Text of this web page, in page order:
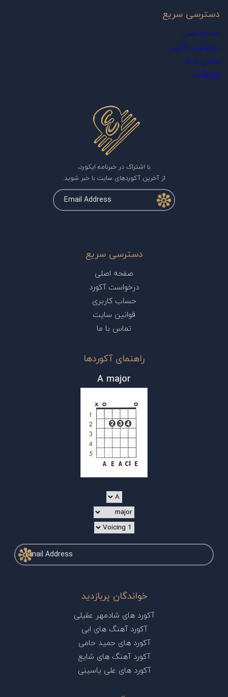
دسترسی سریع
صفحه اصلی
درخواست آکورد
تماس با ما
تبلیغات
با اشتراک در خبرنامه ایکورد،
از آخرین آکوردهای سایت با خبر شوید.
دسترسی سریع
صفحه اصلی
درخواست آکورد
حساب کاربری
قوانین سایت
تماس با ما
راهنمای آکوردها
A major
خواندگان پربازدید
آکورد های شادمهر عقیلی
آکورد آهنگ های ابی
آکورد های حمید حامی
آکورد آهنگ های شایع
آکورد های علی یاسینی